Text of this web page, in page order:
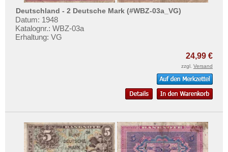
Privatsphäre und Datenschutz
Widerrufsbelehrung
Liefer- und Versandkosten
Deutschland - 2 Deutsche Mark (#WBZ-03a_VG)
Datum: 1948
Katalognr.: WBZ-03a
Erhaltung: VG
24,99 €
zzgl. Versand